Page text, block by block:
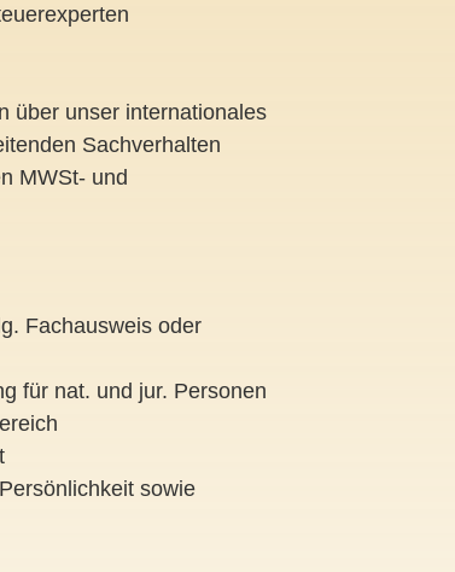
über unser internationales
Sachverhalten
MWSt- und
Fachausweis oder
für nat. und jur. Personen
sowie